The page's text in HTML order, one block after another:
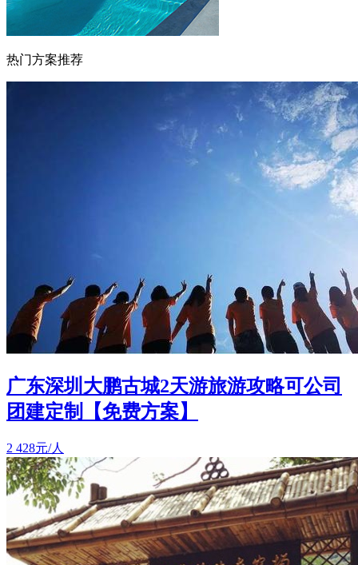
热门方案推荐
广东深圳大鹏古城2天游旅游攻略可公司
团建定制【免费方案】
2 428元/人